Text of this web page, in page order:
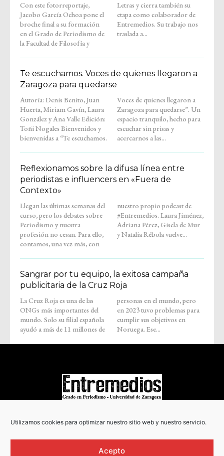
Utilizamos cookies para optimizar nuestro sitio web y nuestro servicio.
Acepto
Con este fotorreportaje,
Jacobo García Ochoa pone el
broche final a su formación
en el Grado de Periodismo de
la Facultad de Filosofía y
Letras y cierra también su
etapa como colaborador de
Entremedios. Su trabajo nos
traslada a...
Te escuchamos. Voces de quienes llegaron a
Zaragoza para quedarse
Autoría: Denis Benito, Juan
Huerta, Miriam Gavín, Laura
González y Ana Valle Edición:
Toñi Nogales Bienvenidos y
bienvenidas a “Te escuchamos.
Voces de quienes llegaron a
Zaragoza para quedarse”. Un
espacio tranquilo, hecho para
escuchar sin prisas y
acercarnos a las...
Reflexionamos sobre la difusa línea entre
periodistas e influencers en «Fuera de
Contexto»
Llegan las últimas semanas del
curso, pero los debates sobre
Periodismo y nuestra
profesión no cesan. Para ello,
contamos, una vez más, con
nuestro propio podcast de
#Entremedios. Laura Jiménez,
Adriana Pérez, Gisela de Mur
y Natalia Rébola vuelve...
Sangrar por tu equipo, la exitosa campaña
publicitaria de la Cruz Roja
La Cruz Roja es una de las
ONGs más importantes del
mundo. Solo su filial española
ayudó a más de 11 millones de
personas en el mundo, pero
en 2023 tuvo problemas para
cumplir sus objetivos en
Noruega. Ese...